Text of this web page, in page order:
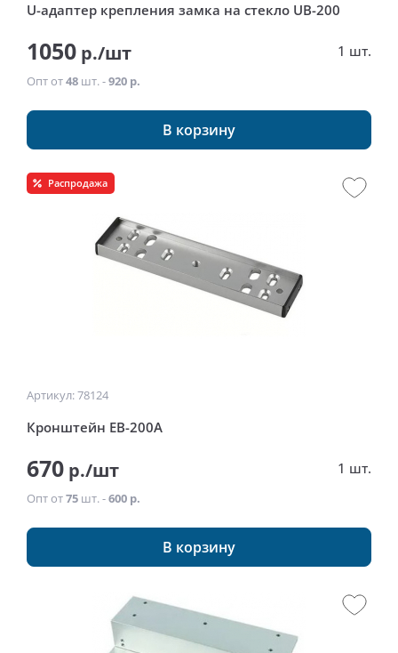
U-адаптер крепления замка на стекло UB-200
1050 р./шт 1 шт.
Опт от48 шт. -920 р.
В корзину
Распродажа
Артикул: 78124
Кронштейн EB-200A
670 р./шт 1 шт.
Опт от75 шт. -600 р.
В корзину